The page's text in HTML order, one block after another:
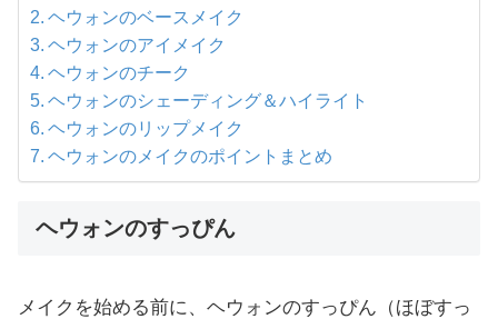
ヘウォンのベースメイク
ヘウォンのアイメイク
ヘウォンのチーク
ヘウォンのシェーディング＆ハイライト
ヘウォンのリップメイク
ヘウォンのメイクのポイントまとめ
ヘウォンのすっぴん
メイクを始める前に、ヘウォンのすっぴん（ほぼすっ